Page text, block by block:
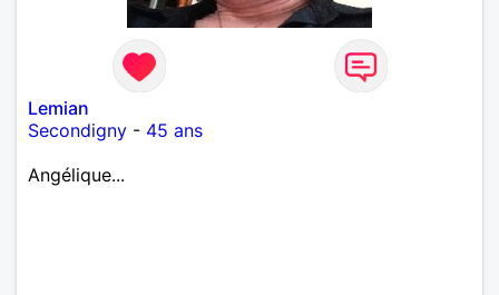
Lemian
Secondigny - 45 ans
Angélique...